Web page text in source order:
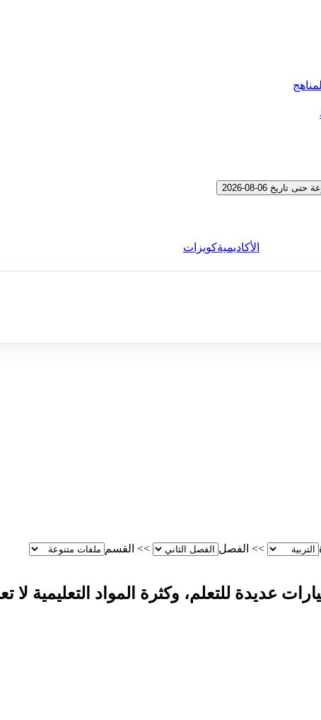
06-08-2026
الأكاديميةكويزات
>> الفصل >> القسم
عديدة للتعلم، وكثرة المواد التعليمية